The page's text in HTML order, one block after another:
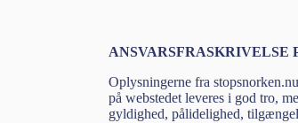
ANSVARSFRASKRIVELSE
Oplysningerne fra
på webstedet leveres i god tro,
gyldighed, pålidelighed,